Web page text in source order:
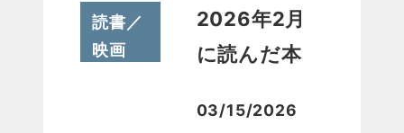
読書／
映画
2026年2月
に読んだ本
投稿日
03/15/2026